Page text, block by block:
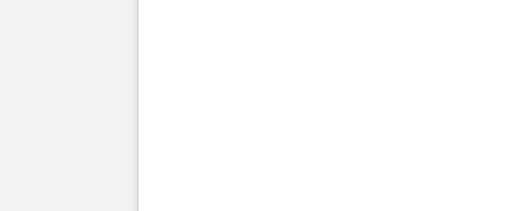
Và các
–
chuyên
như tivi,